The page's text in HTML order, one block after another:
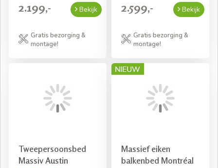
2.199,- Bekijk
Gratis bezorging &
montage!
2.599,- Bekijk
Gratis bezorging &
montage!
Tweepersoonsbed
Massiv Austin
Massief eiken
balkenbed Montréal